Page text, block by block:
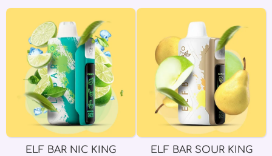
ELF BAR NIC KING
ELF BAR SOUR KING